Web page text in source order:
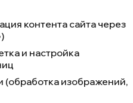
контента сайта через
и настройка
изображений,